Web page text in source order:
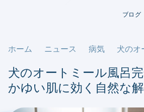
ブログ
ホーム ニュース 病気
犬のオートミール風呂
かゆい肌に効く自然な